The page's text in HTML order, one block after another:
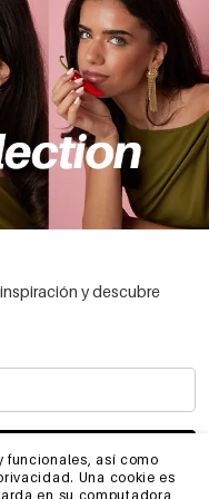
funcionales, así como
Una cookie es
en su computadora,
y descubre